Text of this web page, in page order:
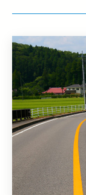
CWC
お問い合わ